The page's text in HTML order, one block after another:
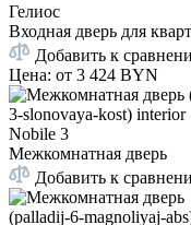
Гелиос
Входная дверь для
Добавить к
Цена: от 3 424 BYN
Nobile 3
Межкомнатная дверь
Добавить к